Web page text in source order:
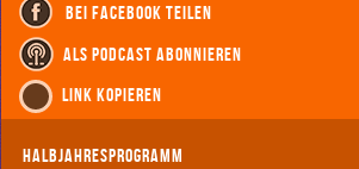
bei Facebook teilen
als Podcast abonnieren
Link kopieren
Halbjahresprogramm